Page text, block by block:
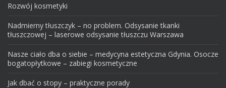
Rozwój kosmetyki
Nadmierny tłuszczyk – no problem. Odsysanie tkanki
tłuszczowej – laserowe odsysanie tłuszczu Warszawa
Nasze ciało dba o siebie – medycyna estetyczna Gdynia. Osocze
bogatopłytkowe – zabiegi kosmetyczne
Jak dbać o stopy – praktyczne porady